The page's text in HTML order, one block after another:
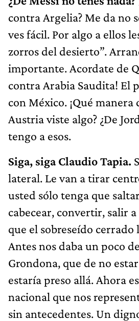
contra Argelia? Me da no
ves fácil. Por algo a ellos
zorros del desierto”.
importante. Acordate de
contra Arabia Saudita! El
con México. ¡Qué manera
Austria viste algo? ¿De
tengo a esos.
Siga, siga Claudio Tapia.
lateral. Le van a tirar
usted sólo tenga que
cabecear, convertir, salir
que el sobreseído cerrado
Antes nos daba un poco
Grondona, que de no
estaría preso allá. Ahora
nacional que nos
sin antecedentes. Un